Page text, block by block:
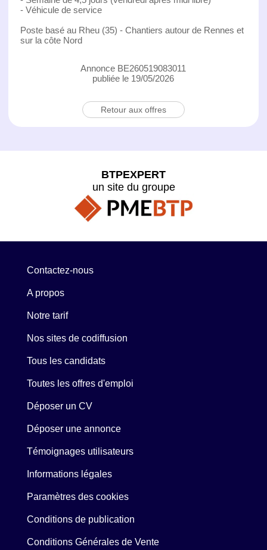
- Véhicule de service
Poste basé au Rheu (35) - Chantiers autour de Rennes et
sur la côte Nord
Annonce BE260519083011
publiée le 19/05/2026
Retour aux offres
BTPEXPERT
un site du groupe
Contactez-nous
A propos
Notre tarif
Nos sites de codiffusion
Tous les candidats
Toutes les offres d'emploi
Déposer un CV
Déposer une annonce
Témoignages utilisateurs
Informations légales
Paramètres des cookies
Conditions de publication
Conditions Générales de Vente